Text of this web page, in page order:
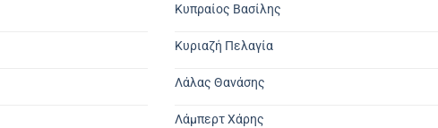
Κυπραίος Βασίλης
Κυριαζή Πελαγία
Λάλας Θανάσης
Λάμπερτ Χάρης